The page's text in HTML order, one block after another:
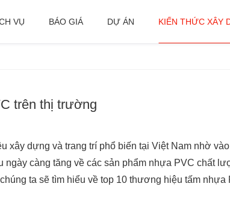
VỤ BÁO GIÁ DỰ ÁN KIẾN THỨC XÂY
trên thị trường
xây dựng và trang trí phổ biến tại Việt Nam nhờ
càng tăng về các sản phẩm nhựa PVC chất
ta sẽ tìm hiểu về top 10 thương hiệu tấm nhựa